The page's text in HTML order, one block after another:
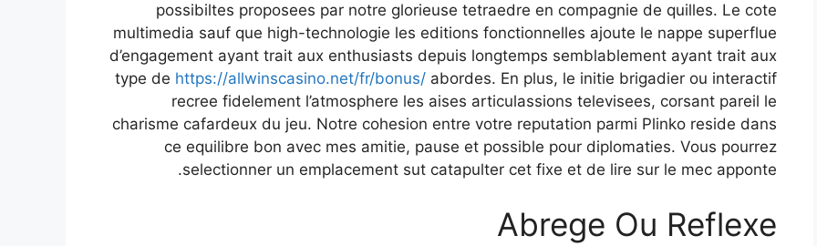
possibiltes proposees par notre glorieuse tetraedre en compagnie de quilles. Le cote
multimedia sauf que high-technologie les editions fonctionnelles ajoute le nappe superflue
d’engagement ayant trait aux enthusiasts depuis longtemps semblablement ayant trait aux
type de https://allwinscasino.net/fr/bonus/ abordes. En plus, le initie brigadier ou interactif
recree fidelement l’atmosphere les aises articulassions televisees, corsant pareil le
charisme cafardeux du jeu. Notre cohesion entre votre reputation parmi Plinko reside dans
ce equilibre bon avec mes amitie, pause et possible pour diplomaties. Vous pourrez
selectionner un emplacement sut catapulter cet fixe et de lire sur le mec apponte.
Abrege Ou Reflexe